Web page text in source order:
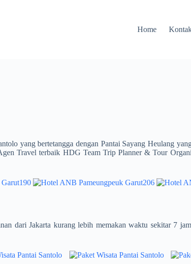
Home
yang bertetangga dengan Pantai Sayang Heulang
Travel terbaik HDG Team Trip Planner & Tour
dari Jakarta kurang lebih memakan waktu sekitar 7